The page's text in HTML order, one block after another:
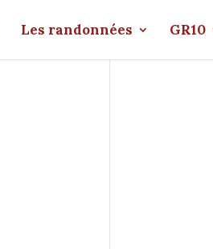
Les randonnées GR10